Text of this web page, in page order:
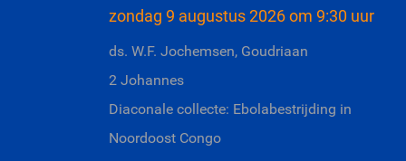
zondag 9 augustus 2026 om 9:30 uur
ds. W.F. Jochemsen, Goudriaan
2 Johannes
Diaconale collecte: Ebolabestrijding in
Noordoost Congo